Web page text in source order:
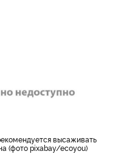
(фото pixabay/ecoyou)